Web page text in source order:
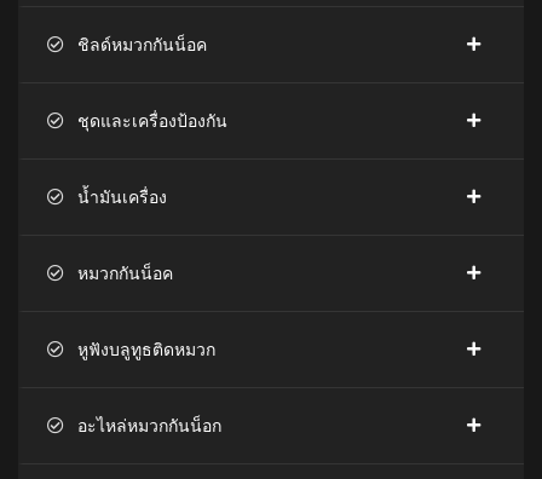
ชิลด์หมวกกันน็อค
ชุดและเครื่องป้องกัน
น้ำมันเครื่อง
หมวกกันน็อค
หูฟังบลูทูธติดหมวก
อะไหล่หมวกกันน็อก